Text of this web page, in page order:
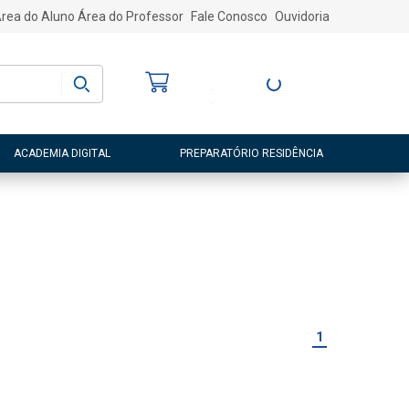
do Aluno Área do Professor Fale Conosco Ouvidoria
Entre ou Cadastre-
ACADEMIA DIGITAL PREPARATÓRIO RESIDÊNCIA
1